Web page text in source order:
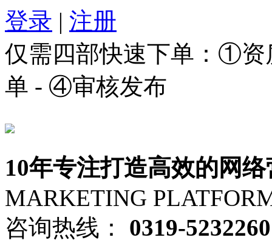
登录 | 注册
仅需四部快速下单：①
单 - ④审核发布
10年专注打造高效的网
MARKETING
咨询热线：
0319-5232260